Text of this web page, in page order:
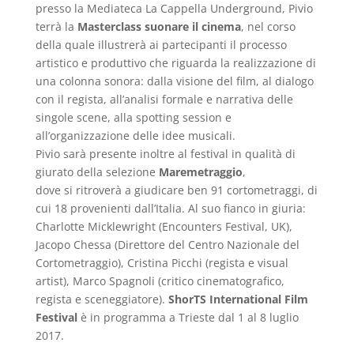
presso la Mediateca La Cappella Underground, Pivio
terrà la Masterclass suonare il cinema, nel corso
della quale illustrerà ai partecipanti il processo
artistico e produttivo che riguarda la realizzazione di
una colonna sonora: dalla visione del film, al dialogo
con il regista, all’analisi formale e narrativa delle
singole scene, alla spotting session e
all’organizzazione delle idee musicali.
Pivio sarà presente inoltre al festival in qualità di
giurato della selezione Maremetraggio,
dove si ritroverà a giudicare ben 91 cortometraggi, di
cui 18 provenienti dall’Italia. Al suo fianco in giuria:
Charlotte Micklewright (Encounters Festival, UK),
Jacopo Chessa (Direttore del Centro Nazionale del
Cortometraggio), Cristina Picchi (regista e visual
artist), Marco Spagnoli (critico cinematografico,
regista e sceneggiatore). ShorTS International Film
Festivalè in programma a Trieste dal 1 al 8 luglio
2017.